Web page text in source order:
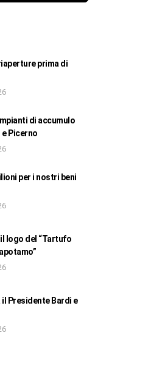
prima di
di accumulo
e Picerno
per i nostri beni
logo del “Tartufo
Presidente Bardi e